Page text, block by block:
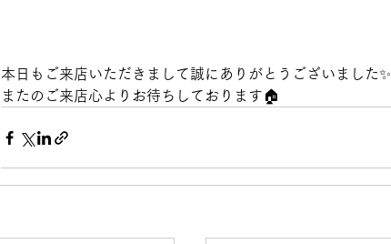
本日もご来店いただきまして誠にありがとうございました✨
またのご来店心よりお待ちしております🏠